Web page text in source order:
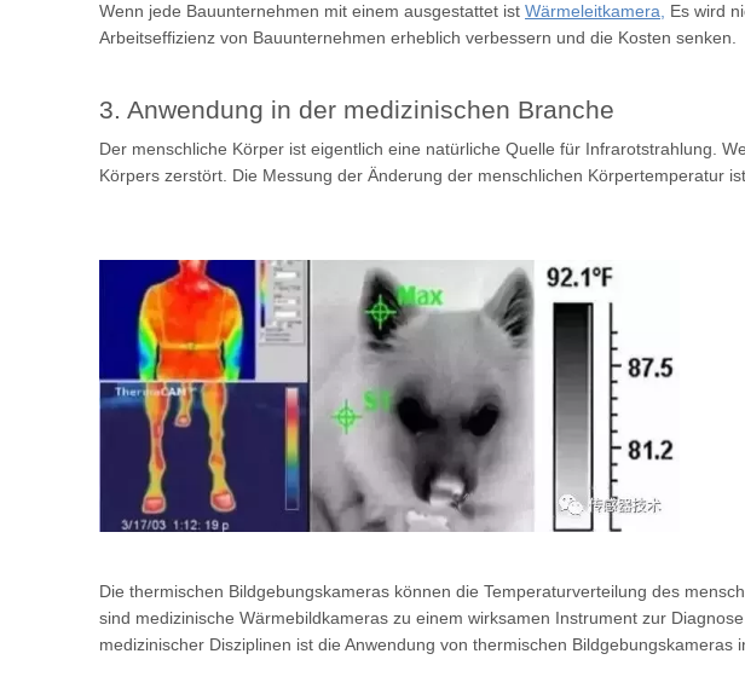
Wenn jede Bauunternehmen mit einem ausgestattet ist Wärmeleitkamera, Es wird
Arbeitseffizienz von Bauunternehmen erheblich verbessern und die Kosten senken.
3. Anwendung in der medizinischen Branche
Der menschliche Körper ist eigentlich eine natürliche Quelle für Infrarotstrahlung.
Körpers zerstört. Die Messung der Änderung der menschlichen Körpertemperatur
Die thermischen Bildgebungskameras können die Temperaturverteilung des
sind medizinische Wärmebildkameras zu einem wirksamen Instrument zur
medizinischer Disziplinen ist die Anwendung von thermischen